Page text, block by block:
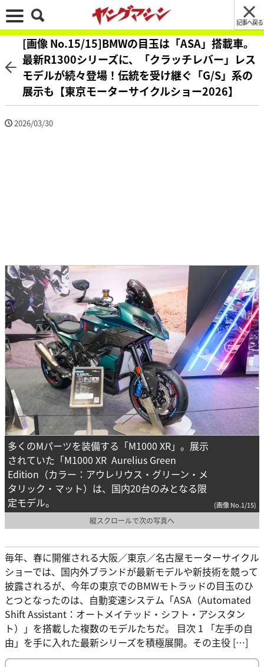
記事へ戻る
[画像 No.15/15]BMWの目玉は「ASA」搭載車。
最新R1300シリーズに、「クラッチレバー」レス
モデルが続々登場！伝統を受け継ぐ「G/S」系の
展示も【東京モーターサイクルショー2026】
2026/03/30
多くのMパーツを装備する「M1000 XR」。展示
されていた「M1000 XR Aurelius Green
Edition（カラー：アウレリウス・グリーン・メ
タリック・マット）は、国内20台のみとなる限
定モデル。
(画像 No.1/15)
縦スクロールで次の写真へ
毎年、春に開催される大阪／東京／名古屋モーターサイクル
ショーでは、国内外ブランドが最新モデルや新技術を競って
披露されるが、今年の東京でのBMWモトラッドの目玉のひ
とつとなったのは、自動変速システム「ASA（Automated
Shift Assistant：オートメイテッド・シフト・アシスタン
ト）」を搭載した複数のモデルたちだ。 目次 1 「左手の自
由」を手に入れた最新シリーズを積極展開。その主役 […]